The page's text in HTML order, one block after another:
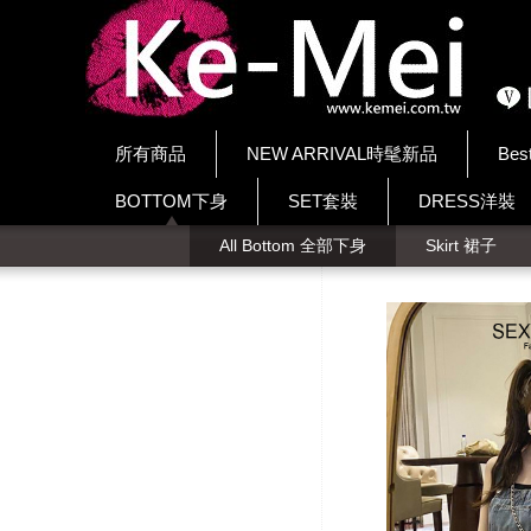
所有商品 NEW ARRIVAL時髦新品
BOTTOM下身 SET套裝 DRESS洋裝
All Bottom 全部下身 Skirt 裙子